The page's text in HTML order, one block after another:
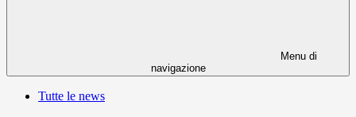
Menu di
navigazione
Tutte le news